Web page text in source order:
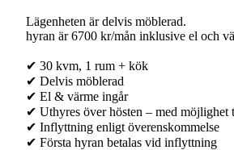
Lägenheten är delvis möblerad.
hyran är 6700 kr/mån inklusive el och
✔ 30 kvm, 1 rum + kök
✔ Delvis möblerad
✔ El & värme ingår
✔ Uthyres över hösten – med
✔ Inflyttning enligt överenskommelse
✔ Första hyran betalas vid inflyttning